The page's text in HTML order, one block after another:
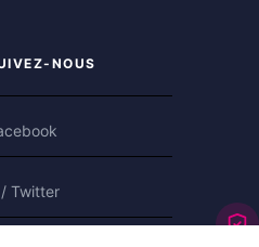
NOUS
Twitter